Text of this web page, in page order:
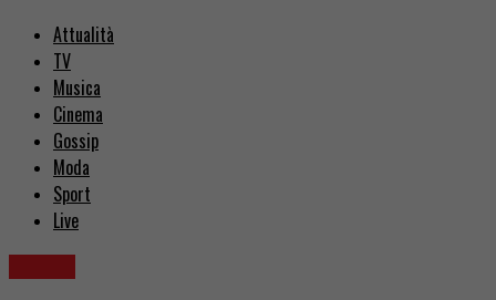
Attualità
TV
Musica
Cinema
Gossip
Moda
Sport
Live